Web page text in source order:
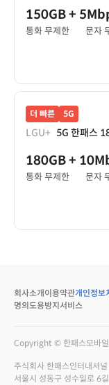
150GB+
통화 무제한 문자
더 빠른 5G
LGU+ 5G 한패스
180GB+
통화 무제한 문자
회사소개 이용약관개인정보
명의도용방지서비스
Copyright © 한패스모바
주식회사 한패스인터내셔
서울시 성동구 성수일로 6